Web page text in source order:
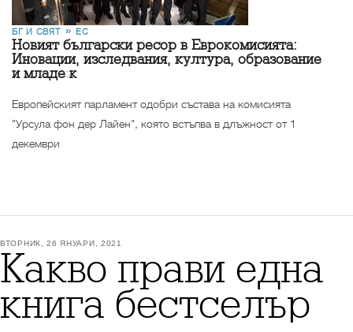
БГ И СВЯТ ЕС
Новият български ресор в Еврокомисията:
Иновации, изследвания, култура, образование
и младеж
Европейският парламент одобри състава на комисията
"Урсула фон дер Лайен", която встъпва в длъжност от 1
декември
ВТОРНИК, 26 ЯНУАРИ, 2021
Какво прави една
книга бестселър